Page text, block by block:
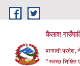
Skip to main content
कैलाश
बागमती प्रदेश,
" स्वच्छ शिक्षित